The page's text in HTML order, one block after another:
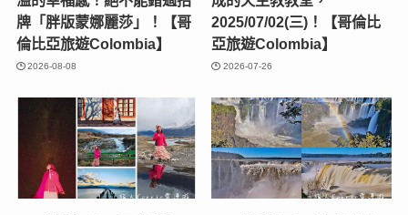
牌「胖版蒙娜麗莎」！【哥
倫比亞旅遊Colombia】
2026-08-08
2025/07/02(三)！【哥倫比
亞旅遊Colombia】
2026-07-26